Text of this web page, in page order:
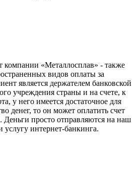
компании «Металлосплав» - также
видов оплаты за
является держателем банковской
учреждения страны и на счете, к
у него имеется достаточное для
денег, то он может оплатить счет
просто отправляются на наш
услугу интернет-банкинга.